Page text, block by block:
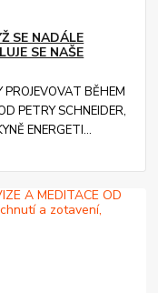
SE NADÁLE
SE NAŠE
PROJEVOVAT BĚHEM
PETRY SCHNEIDER,
ENERGETI...